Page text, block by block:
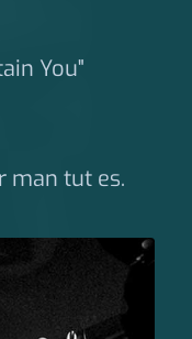
You"
man tut es.